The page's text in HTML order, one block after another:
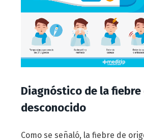
Diagnóstico de la
desconocido
Como se señaló, la fiebre de